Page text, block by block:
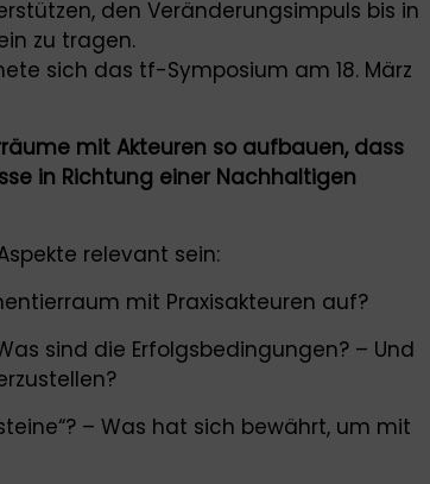
den Veränderungsimpuls bis in
zu tragen.
sich das tf-Symposium am 18. März
mit Akteuren so aufbauen, dass
in Richtung einer Nachhaltigen
relevant sein:
mit Praxisakteuren auf?
sind die Erfolgsbedingungen? – Und
– Was hat sich bewährt, um mit